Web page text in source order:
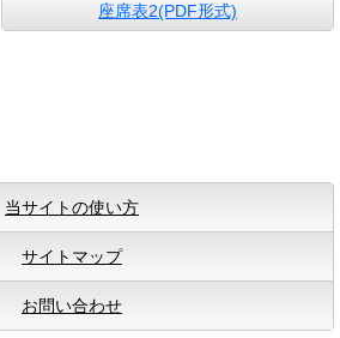
座席表2(PDF形式)
当サイトの使い方
サイトマップ
お問い合わせ